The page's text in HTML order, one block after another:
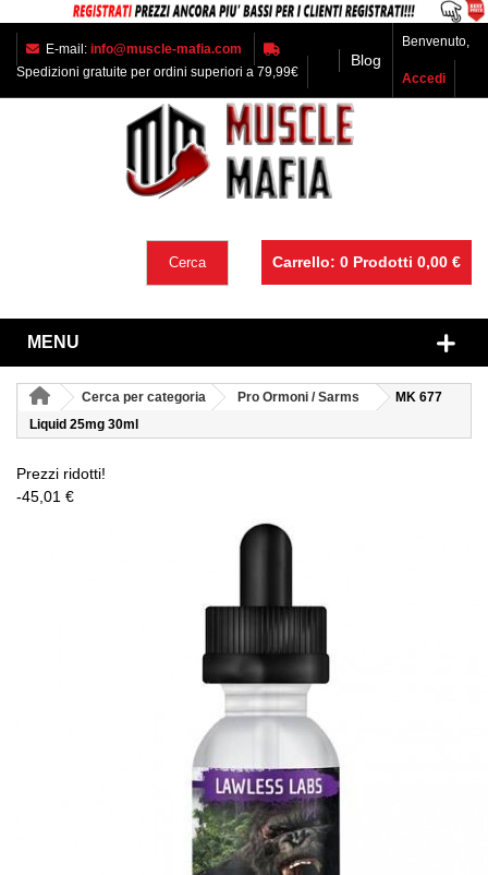
E-mail: info@muscle-mafia.com
Spedizioni gratuite per ordini superiori a 79,99€
Blog
Benvenuto,
Accedi
Carrello: 0 Prodotti 0,00 €
Cerca
MENU
Cerca per categoria Pro Ormoni / Sarms
MK 677
Liquid 25mg 30ml
Prezzi ridotti!
-45,01 €